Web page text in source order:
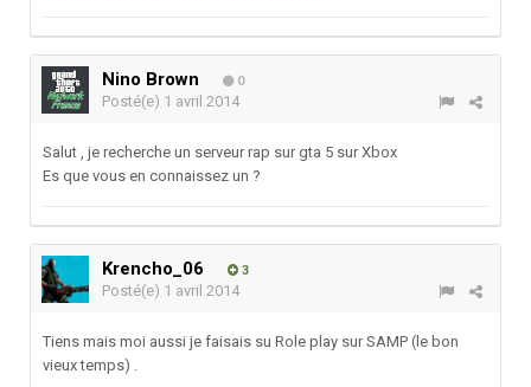
Nino Brown 0
Posté(e) 1 avril 2014
Salut , je recherche un serveur rap sur gta 5 sur Xbox
Es que vous en connaissez un ?
Krencho_06 3
Posté(e) 1 avril 2014
Tiens mais moi aussi je faisais su Role play sur SAMP (le bon
vieux temps) .